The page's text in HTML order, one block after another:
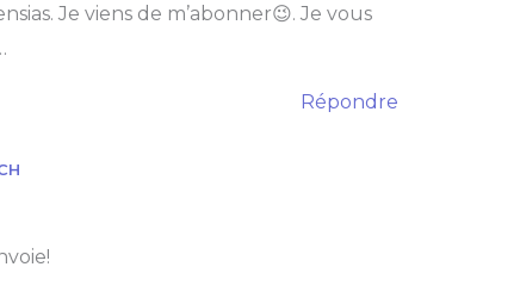
Je viens de m’abonner😉. Je vous
Répondre